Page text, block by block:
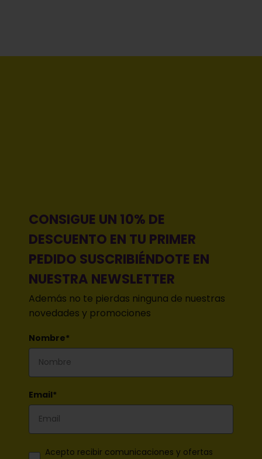
CONSIGUE UN 10% DE
DESCUENTO EN TU PRIMER
PEDIDO SUSCRIBIÉNDOTE EN
NUESTRA NEWSLETTER
Además no te pierdas ninguna de nuestras
novedades y promociones
Nombre*
Email*
Acepto recibir comunicaciones y ofertas